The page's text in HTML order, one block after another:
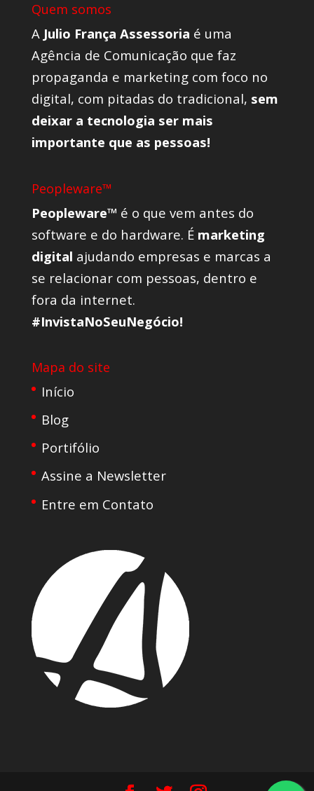
Quem somos
A Julio França Assessoria é uma
Agência de Comunicação que faz
propaganda e marketing com foco no
digital, com pitadas do tradicional, sem
deixar a tecnologia ser mais
importante que as pessoas!
Peopleware™
Peopleware™ é o que vem antes do
software e do hardware. É marketing
digital ajudando empresas e marcas a
se relacionar com pessoas, dentro e
fora da internet.
#InvistaNoSeuNegócio!
Mapa do site
Início
Blog
Portifólio
Assine a Newsletter
Entre em Contato